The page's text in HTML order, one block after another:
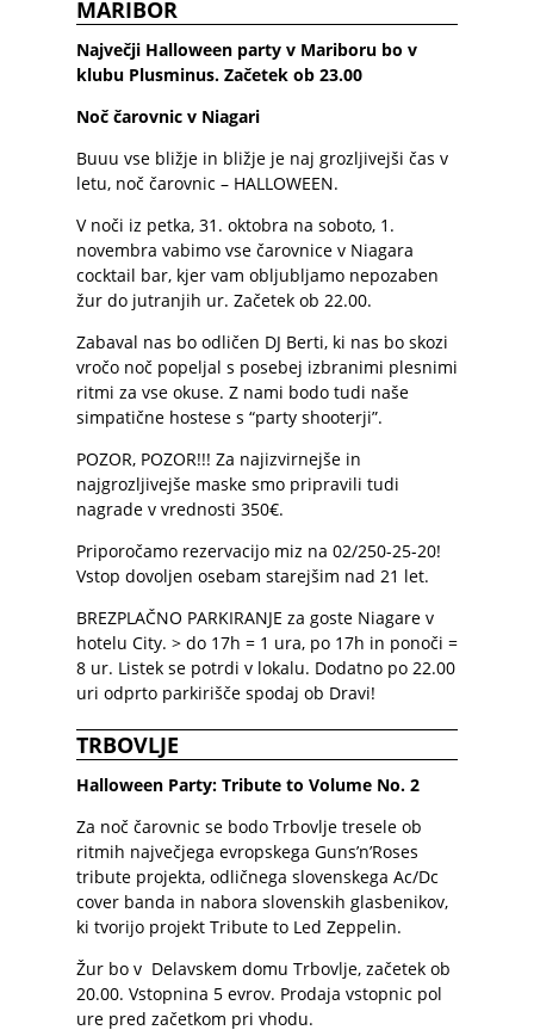
MARIBOR
Največji Halloween party v Mariboru bo v
klubu Plusminus. Začetek ob 23.00
Noč čarovnic v Niagari
Buuu vse bližje in bližje je naj grozljivejši čas v
letu, noč čarovnic – HALLOWEEN.
V noči iz petka, 31. oktobra na soboto, 1.
novembra vabimo vse čarovnice v Niagara
cocktail bar, kjer vam obljubljamo nepozaben
žur do jutranjih ur. Začetek ob 22.00.
Zabaval nas bo odličen DJ Berti, ki nas bo skozi
vročo noč popeljal s posebej izbranimi plesnimi
ritmi za vse okuse. Z nami bodo tudi naše
simpatične hostese s “party shooterji”.
POZOR, POZOR!!! Za najizvirnejše in
najgrozljivejše maske smo pripravili tudi
nagrade v vrednosti 350€.
Priporočamo rezervacijo miz na 02/250-25-20!
Vstop dovoljen osebam starejšim nad 21 let.
BREZPLAČNO PARKIRANJE za goste Niagare v
hotelu City. > do 17h = 1 ura, po 17h in ponoči =
8 ur. Listek se potrdi v lokalu. Dodatno po 22.00
uri odprto parkirišče spodaj ob Dravi!
TRBOVLJE
Halloween Party: Tribute to Volume No. 2
Za noč čarovnic se bodo Trbovlje tresele ob
ritmih največjega evropskega Guns’n’Roses
tribute projekta, odličnega slovenskega Ac/Dc
cover banda in nabora slovenskih glasbenikov,
ki tvorijo projekt Tribute to Led Zeppelin.
Žur bo v Delavskem domu Trbovlje, začetek ob
20.00. Vstopnina 5 evrov. Prodaja vstopnic pol
ure pred začetkom pri vhodu.